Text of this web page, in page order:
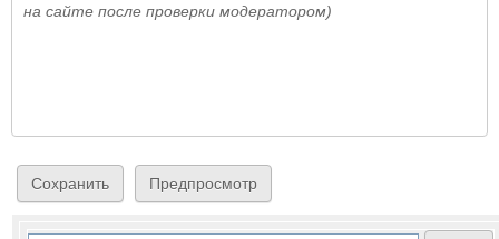
на сайте после проверки модератором)